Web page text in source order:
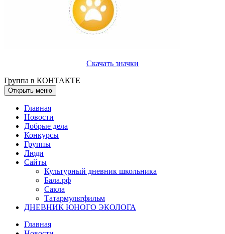
Скачать значки
Группа в КОНТАКТЕ
Открыть меню
Главная
Новости
Добрые дела
Конкурсы
Группы
Люди
Сайты
Культурный дневник школьника
Бала.рф
Сакла
Татармультфильм
ДНЕВНИК ЮНОГО ЭКОЛОГА
Главная